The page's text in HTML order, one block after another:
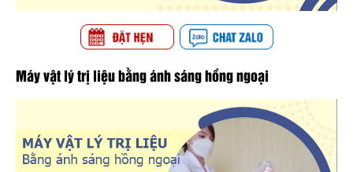
Máy vật lý trị liệu bằng ánh sáng hồng ngoại